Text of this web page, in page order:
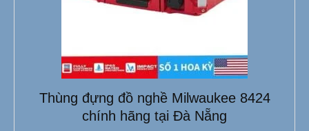
Thùng đựng đồ nghề Milwaukee 8424
chính hãng tại Đà Nẵng